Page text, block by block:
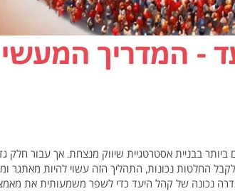
בבניית אסטרטגיית שיווק מנצחת. אך עבור חלק
החלטות נכונות, התהליך הזה עשוי להיות מאתגר
נכונה של קהל היעד כדי לשפר משמעותית את